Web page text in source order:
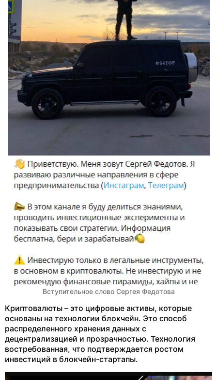
Вступительное слово Сергея Федотова
Криптовалюты – это цифровые активы, которые
основаны на технологии блокчейн. Это способ
распределенного хранения данных с
децентрализацией и прозрачностью. Технология
востребованная, что подтверждается ростом
инвестиций в блокчейн-стартапы.